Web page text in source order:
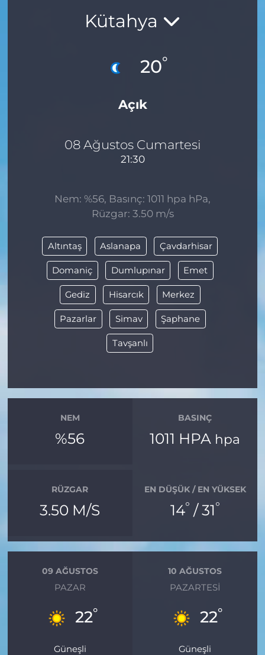
Kütahya
20°
Açık
08 Ağustos Cumartesi
21:30
Nem: %56, Basınç: 1011 hpa hPa,
Rüzgar: 3.50 m/s
Altıntaş Aslanapa Çavdarhisar
Domaniç Dumlupınar Emet
Gediz Hisarcık Merkez
Pazarlar Simav Şaphane
Tavşanlı
NEM
%56
BASINÇ
1011 HPA hpa
RÜZGAR
3.50 M/S
EN DÜŞÜK / EN YÜKSEK
14° / 31°
09 AĞUSTOS
PAZAR
22°
Güneşli
10 AĞUSTOS
PAZARTESI
22°
Güneşli
GÜNCEL